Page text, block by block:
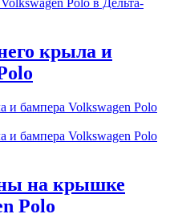
крыла и
на крышке
Polo